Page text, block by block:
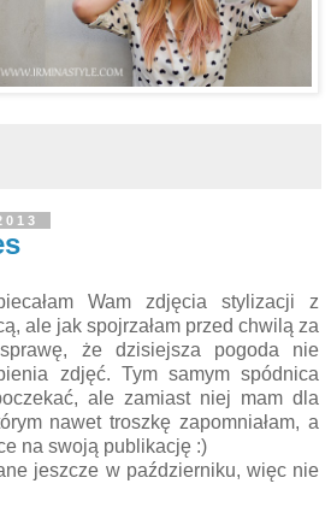
Wam zdjęcia stylizacji z
ale jak spojrzałam przed chwilą za
że dzisiejsza pogoda nie
zdjęć. Tym samym spódnica
ale zamiast niej mam dla
nawet troszkę zapomniałam, a
na swoją publikację :)
jeszcze w październiku, więc nie